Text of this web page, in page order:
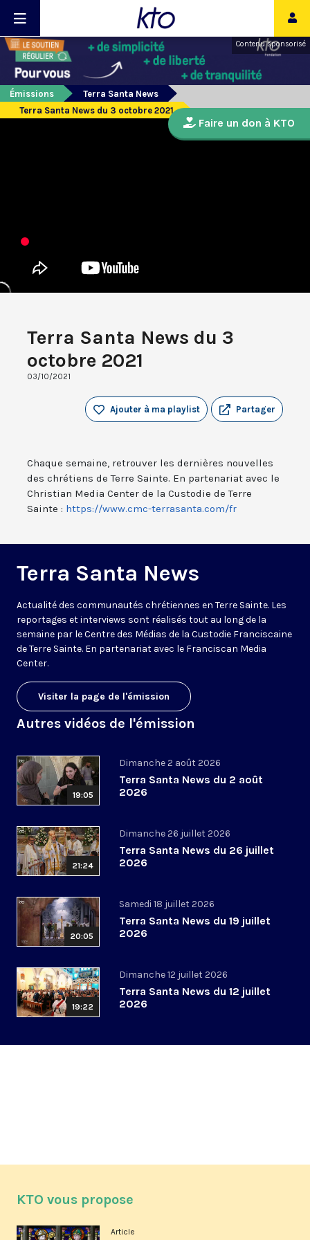
Contenu sponsorisé
Émissions
Terra Santa News
Terra Santa News du 3 octobre 2021
Terra Santa News du 3
octobre 2021
03/10/2021
Partager
Ajouter à ma playlist
Chaque semaine, retrouver les dernières nouvelles
des chrétiens de Terre Sainte. En partenariat avec le
Christian Media Center de la Custodie de Terre
Sainte : https://www.cmc-terrasanta.com/fr
Terra Santa News
Actualité des communautés chrétiennes en Terre Sainte. Les
reportages et interviews sont réalisés tout au long de la
semaine par le Centre des Médias de la Custodie Franciscaine
de Terre Sainte. En partenariat avec le Franciscan Media
Center.
Visiter la page de l'émission
Autres vidéos de l'émission
19:05
Dimanche 2 août 2026
Terra Santa News du 2 août
2026
21:24
Dimanche 26 juillet 2026
Terra Santa News du 26 juillet
2026
20:05
Samedi 18 juillet 2026
Terra Santa News du 19 juillet
2026
19:22
Dimanche 12 juillet 2026
Terra Santa News du 12 juillet
2026
Faire un don à KTO
KTO vous propose
Article